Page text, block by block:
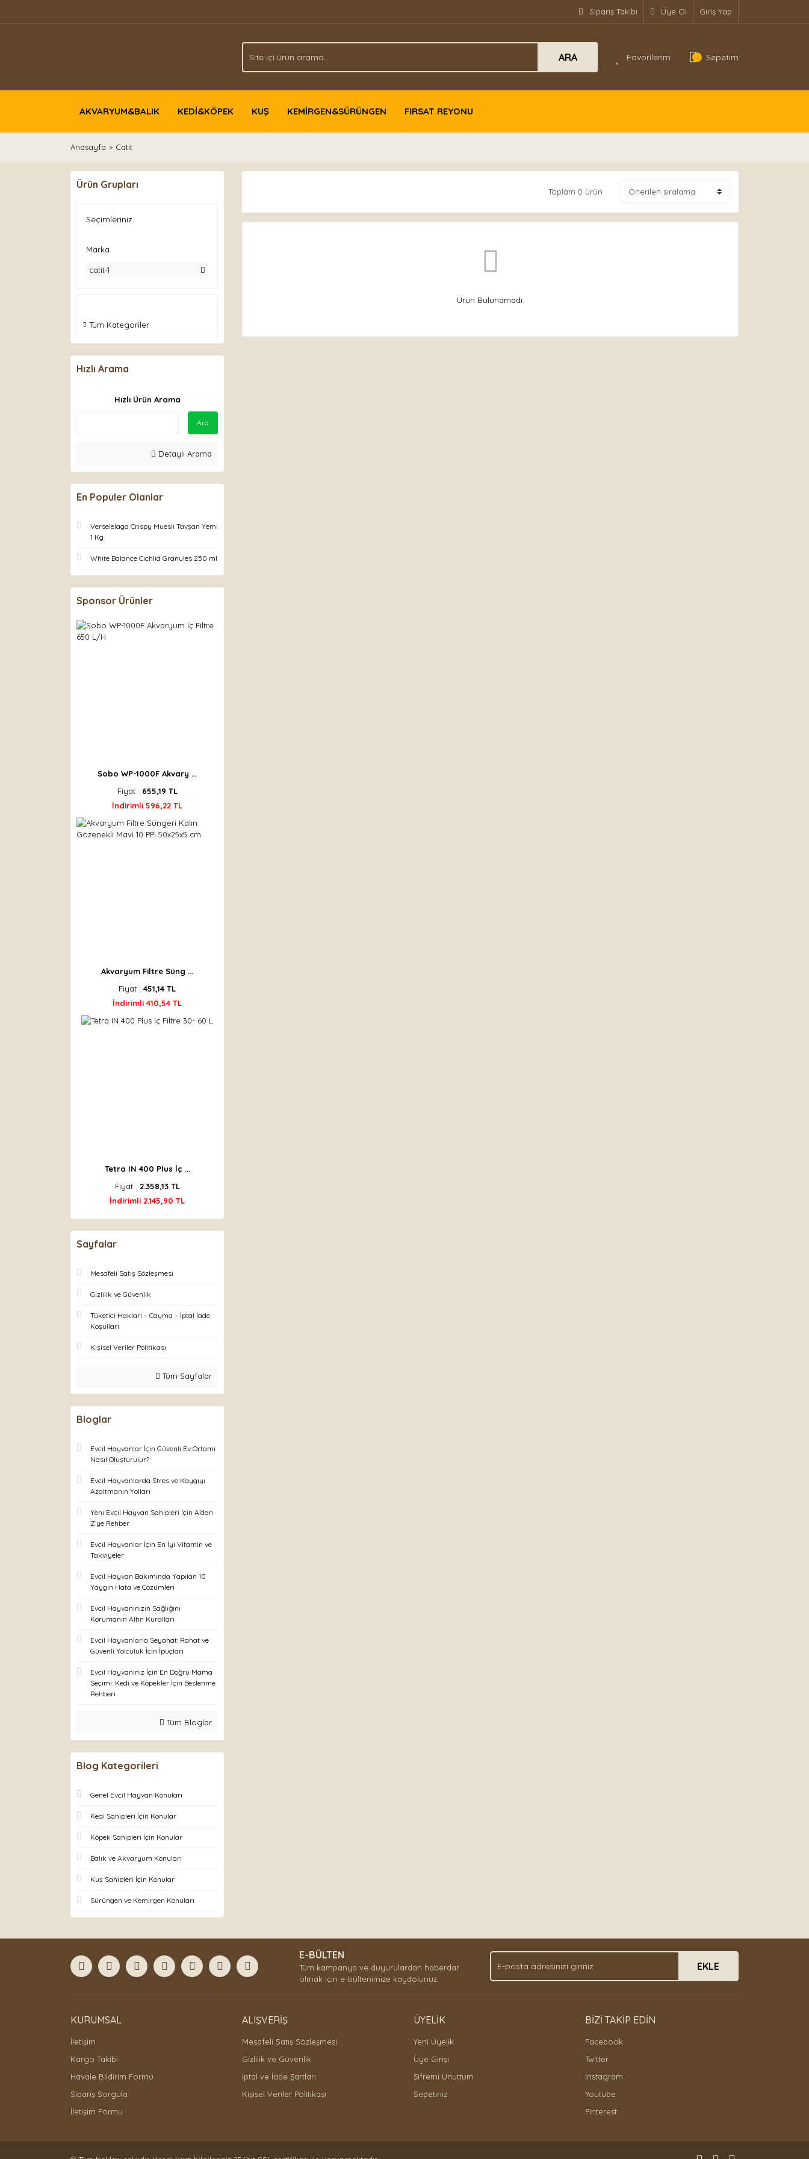
Sipariş Takibi Üye Ol Giriş Yap
ARA Favorilerim Sepetim
AKVARYUM&BALIK KEDİ&KÖPEK KUŞ KEMİRGEN&SÜRÜNGEN FIRSAT REYONU
Anasayfa Catit
Ürün Grupları
Seçimleriniz
Marka
catit-1
Tüm Kategoriler
Hızlı Arama
Hızlı Ürün Arama
Ara
Detaylı Arama
En Populer Olanlar
Verselelaga Crispy Muesli Tavşan Yemi
1 Kg
White Balance Cichlid Granules 250 ml
Sponsor Ürünler
Sobo WP-1000F Akvary ...
Fiyat : 655,19 TL
İndirimli 596,22 TL
Akvaryum Filtre Süng ...
Fiyat : 451,14 TL
İndirimli 410,54 TL
Tetra IN 400 Plus İç ...
Fiyat : 2.358,13 TL
İndirimli 2.145,90 TL
Sayfalar
Mesafeli Satış Sözleşmesi
Gizlilik ve Güvenlik
Tüketici Haklari – Cayma – İptal İade
Koşullari
Kişisel Veriler Politikası
Tüm Sayfalar
Bloglar
Evcil Hayvanlar İçin Güvenli Ev Ortamı
Nasıl Oluşturulur?
Evcil Hayvanlarda Stres ve Kaygıyı
Azaltmanın Yolları
Yeni Evcil Hayvan Sahipleri İçin A’dan
Z’ye Rehber
Evcil Hayvanlar İçin En İyi Vitamin ve
Takviyeler
Evcil Hayvan Bakımında Yapılan 10
Yaygın Hata ve Çözümleri
Evcil Hayvanınızın Sağlığını
Korumanın Altın Kuralları
Evcil Hayvanlarla Seyahat: Rahat ve
Güvenli Yolculuk İçin İpuçları
Evcil Hayvanınız İçin En Doğru Mama
Seçimi: Kedi ve Köpekler İçin Beslenme
Rehberi
Tüm Bloglar
Blog Kategorileri
Genel Evcil Hayvan Konuları
Kedi Sahipleri İçin Konular
Köpek Sahipleri İçin Konular
Balık ve Akvaryum Konuları
Kuş Sahipleri İçin Konular
Sürüngen ve Kemirgen Konuları
Toplam 0 ürün
Ürün Bulunamadı.
E-BÜLTEN
Tüm kampanya ve duyurulardan haberdar
olmak için e-bültenimize kaydolunuz.
EKLE
KURUMSAL
İletişim
Kargo Takibi
Havale Bildirim Formu
Sipariş Sorgula
İletişim Formu
ALIŞVERİŞ
Mesafeli Satış Sözleşmesi
Gizlilik ve Güvenlik
İptal ve İade Şartları
Kişisel Veriler Politikası
ÜYELİK
Yeni Üyelik
Üye Girişi
Şifremi Unuttum
Sepetiniz
BİZİ TAKİP EDİN
Facebook
Twitter
Instagram
Youtube
Pinterest